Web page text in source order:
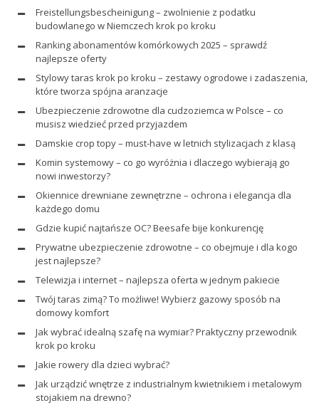
Freistellungsbescheinigung – zwolnienie z podatku
budowlanego w Niemczech krok po kroku
Ranking abonamentów komórkowych 2025 – sprawdź
najlepsze oferty
Stylowy taras krok po kroku – zestawy ogrodowe i zadaszenia,
które tworza spójna aranzacje
Ubezpieczenie zdrowotne dla cudzoziemca w Polsce – co
musisz wiedzieć przed przyjazdem
Damskie crop topy – must-have w letnich stylizacjach z klasą
Komin systemowy – co go wyróżnia i dlaczego wybierają go
nowi inwestorzy?
Okiennice drewniane zewnętrzne – ochrona i elegancja dla
każdego domu
Gdzie kupić najtańsze OC? Beesafe bije konkurencję
Prywatne ubezpieczenie zdrowotne – co obejmuje i dla kogo
jest najlepsze?
Telewizja i internet – najlepsza oferta w jednym pakiecie
Twój taras zimą? To możliwe! Wybierz gazowy sposób na
domowy komfort
Jak wybrać idealną szafę na wymiar? Praktyczny przewodnik
krok po kroku
Jakie rowery dla dzieci wybrać?
Jak urządzić wnętrze z industrialnym kwietnikiem i metalowym
stojakiem na drewno?